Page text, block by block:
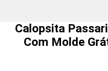
Calopsita
Com Molde